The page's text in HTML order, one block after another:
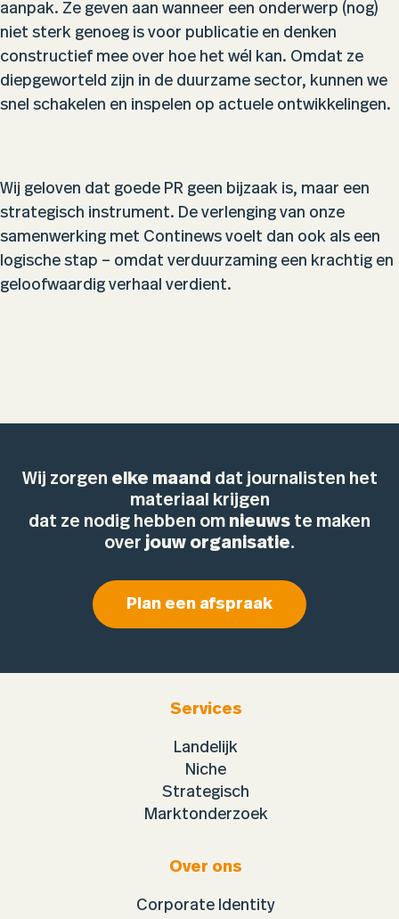
aanpak. Ze geven aan wanneer een onderwerp (nog)
niet sterk genoeg is voor publicatie en denken
constructief mee over hoe het wél kan. Omdat ze
diepgeworteld zijn in de duurzame sector, kunnen we
snel schakelen en inspelen op actuele ontwikkelingen.
Wij geloven dat goede PR geen bijzaak is, maar een
strategisch instrument. De verlenging van onze
samenwerking met Continews voelt dan ook als een
logische stap – omdat verduurzaming een krachtig en
geloofwaardig verhaal verdient.
Wij zorgen elke maand dat journalisten het
materiaal krijgen
dat ze nodig hebben om nieuws te maken
over jouw organisatie.
Plan een afspraak
Services
Landelijk
Niche
Strategisch
Marktonderzoek
Over ons
Corporate Identity